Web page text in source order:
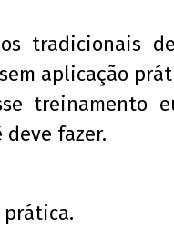
tradicionais
aplicação
treinamento
fazer.
prática.